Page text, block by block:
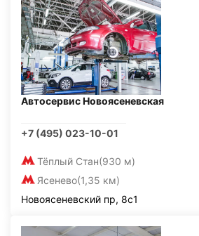
Автосервис Новоясеневская
+7 (495) 023-10-01
Тёплый Стан(930 м)
Ясенево(1,35 км)
Новоясеневский пр, 8с1